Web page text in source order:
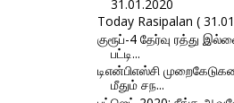
31.01.2020
Today Rasipalan (
குரூப்-4 தேர்வு ரத்து
பட்டி...
டிஎன்பிஎஸ்சி
மீதும் சந...